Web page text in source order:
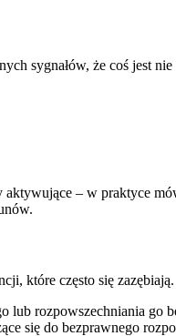
sygnałów, że coś jest
– w praktyce
które często się zazębiają.
lub rozpowszechniania
się do bezprawnego